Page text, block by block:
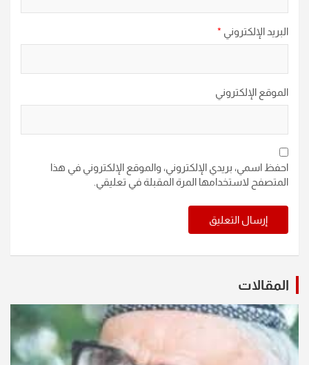
البريد الإلكتروني *
الموقع الإلكتروني
احفظ اسمي، بريدي الإلكتروني، والموقع الإلكتروني في هذا
المتصفح لاستخدامها المرة المقبلة في تعليقي.
المقالات